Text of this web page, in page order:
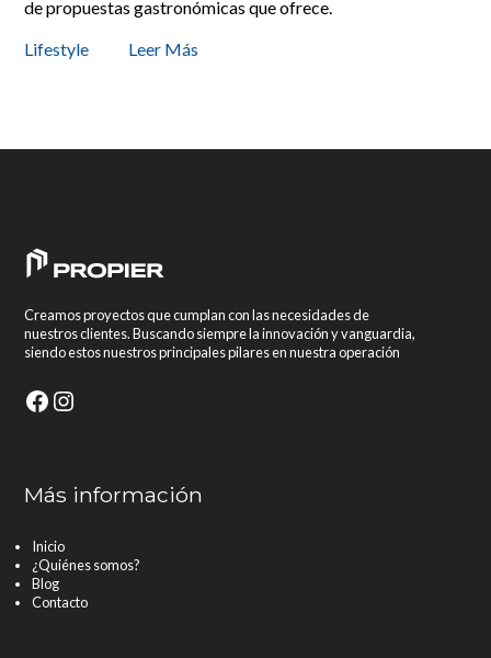
de propuestas gastronómicas que ofrece.
Lifestyle
Leer Más
Creamos proyectos que cumplan con las necesidades de
nuestros clientes. Buscando siempre la innovación y vanguardia,
siendo estos nuestros principales pilares en nuestra operación
Facebook
Instagram
Más información
Inicio
¿Quiénes somos?
Blog
Contacto